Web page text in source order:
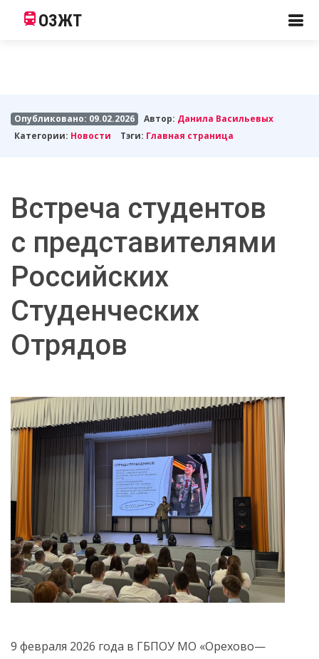
ОЗЖТ
Опубликовано: 09.02.2026 Автор: Данила Васильевых
Категории: Новости Тэги: Главная страница
️Встреча студентов
с представителями
Российских
Студенческих
Отрядов
9 февраля 2026 года в ГБПОУ МО «Орехово—